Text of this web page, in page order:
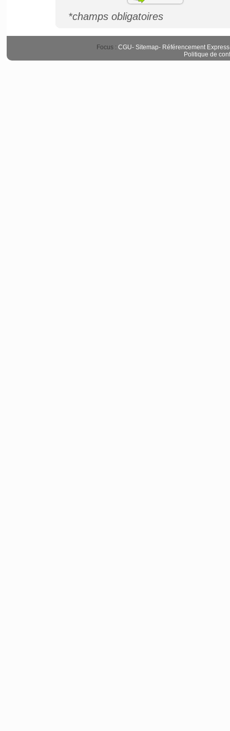
*champs obligatoires
Focus : CGU- Sitemap- Référencement Express
Politique de